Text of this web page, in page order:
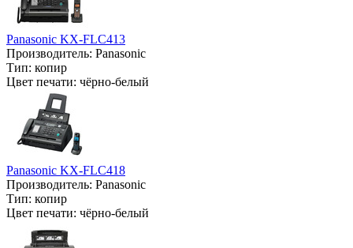
Panasonic KX-FLC413
Производитель: Panasonic
Тип: копир
Цвет печати: чёрно-белый
Panasonic KX-FLC418
Производитель: Panasonic
Тип: копир
Цвет печати: чёрно-белый